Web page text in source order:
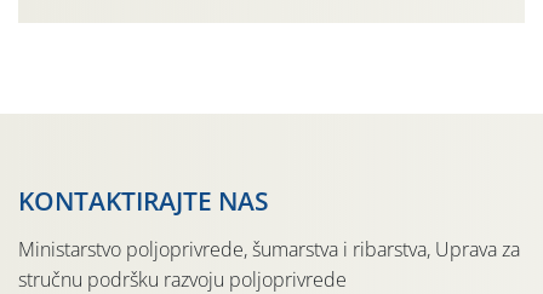
KONTAKTIRAJTE NAS
Ministarstvo poljoprivrede, šumarstva i ribarstva, Uprava za
stručnu podršku razvoju poljoprivrede